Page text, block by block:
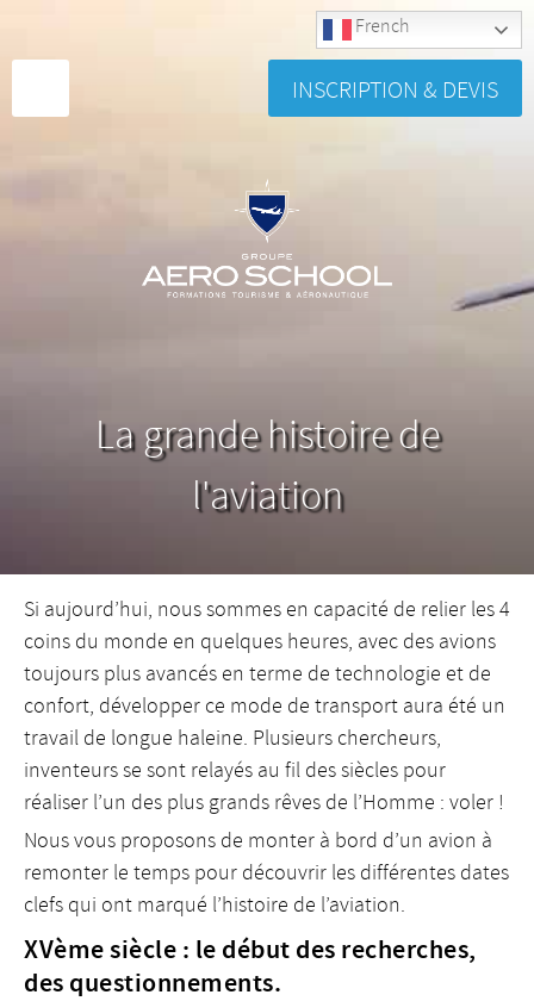
INSCRIPTION & DEVIS
La grande histoire de
l'aviation
Si aujourd’hui, nous sommes en capacité de relier les 4
coins du monde en quelques heures, avec des avions
toujours plus avancés en terme de technologie et de
confort, développer ce mode de transport aura été un
travail de longue haleine. Plusieurs chercheurs,
inventeurs se sont relayés au fil des siècles pour
réaliser l’un des plus grands rêves de l’Homme : voler !
Nous vous proposons de monter à bord d’un avion à
remonter le temps pour découvrir les différentes dates
clefs qui ont marqué l’histoire de l’aviation.
XVème siècle : le début des recherches,
des questionnements.
French